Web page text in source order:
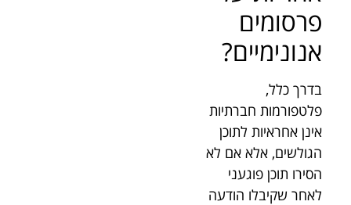
פרסומים
אנונימיים?
בדרך כלל,
פלטפורמות חברתיות
אינן אחראיות לתוכן
הגולשים, אלא אם לא
הסירו תוכן פוגעני
לאחר שקיבלו הודעה